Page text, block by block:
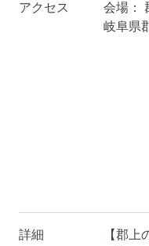
アクセス
会場：
岐阜県
詳細
【郡上